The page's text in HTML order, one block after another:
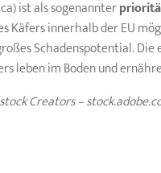
ist als sogenannter
Käfers innerhalb der EU
Schadenspotential.
leben im Boden und
Creators –